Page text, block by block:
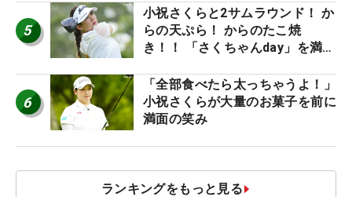
5
小祝さくらと2サムラウンド！ か
らの天ぷら！ からのたこ焼
き！！ 「さくちゃんday」を満喫
6
「全部食べたら太っちゃうよ！」
小祝さくらが大量のお菓子を前に
満面の笑み
ランキングをもっと見る